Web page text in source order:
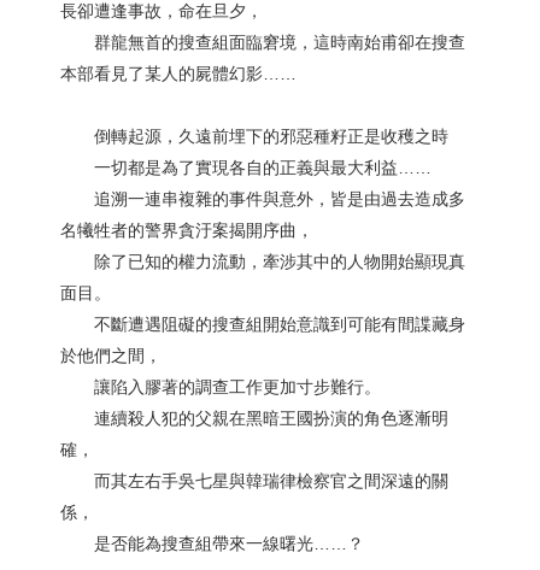
長卻遭逢事故，命在旦夕，
群龍無首的搜查組面臨窘境，這時南始甫卻在搜查
本部看見了某人的屍體幻影……
倒轉起源，久遠前埋下的邪惡種籽正是收穫之時
一切都是為了實現各自的正義與最大利益……
追溯一連串複雜的事件與意外，皆是由過去造成多
名犧牲者的警界貪汙案揭開序曲，
除了已知的權力流動，牽涉其中的人物開始顯現真
面目。
不斷遭遇阻礙的搜查組開始意識到可能有間諜藏身
於他們之間，
讓陷入膠著的調查工作更加寸步難行。
連續殺人犯的父親在黑暗王國扮演的角色逐漸明
確，
而其左右手吳七星與韓瑞律檢察官之間深遠的關
係，
是否能為搜查組帶來一線曙光……？